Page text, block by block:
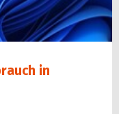
in